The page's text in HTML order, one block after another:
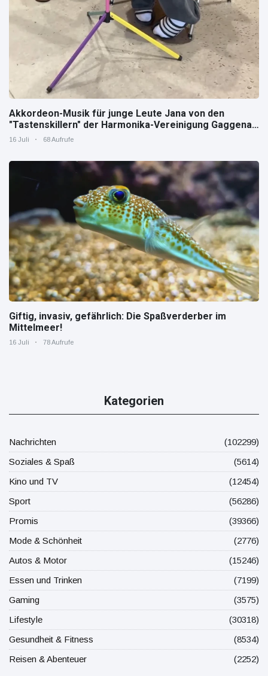
Akkordeon-Musik für junge Leute Jana von den
"Tastenskillern" der Harmonika-Vereinigung Gaggenau
zeigt, wie "jung" das Instrument sein kann.
16 Juli 68 Aufrufe
Giftig, invasiv, gefährlich: Die Spaßverderber im
Mittelmeer!
16 Juli 78 Aufrufe
Kategorien
Nachrichten
(102299)
Soziales & Spaß
(5614)
Kino und TV
(12454)
Sport
(56286)
Promis
(39366)
Mode & Schönheit
(2776)
Autos & Motor
(15246)
Essen und Trinken
(7199)
Gaming
(3575)
Lifestyle
(30318)
Gesundheit & Fitness
(8534)
Reisen & Abenteuer
(2252)